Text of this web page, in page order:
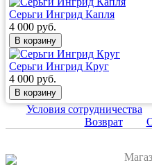
Серьги Ингрид Капля
4 000 руб.
Серьги Ингрид Круг
4 000 руб.
Условия сотрудничества
Возврат